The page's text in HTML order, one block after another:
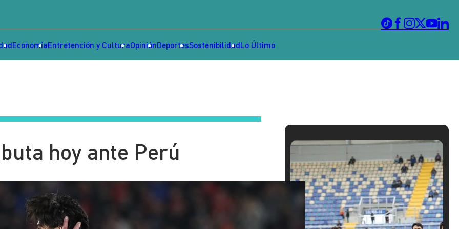
EconomíaEntretención y CulturaOpiniónDeportesSostenibilidadLo Último
hoy ante Perú